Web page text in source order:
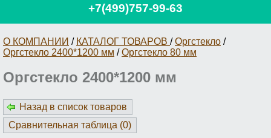
+7(499)757-99-63
О КОМПАНИИ / КАТАЛОГ ТОВАРОВ /Оргстекло /
Оргстекло 2400*1200 мм /Оргстекло 80 мм
Оргстекло 2400*1200 мм
Назад в список товаров
Сравнительная таблица (0)